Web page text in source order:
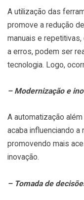
A utilização das
promove a redução
manuais e
a erros, podem ser
tecnologia. Logo,
– Modernização e
A automatização
acaba influenciando a
promovendo mais
inovação.
– Tomada de